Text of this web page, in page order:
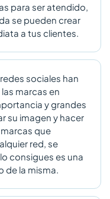
para ser atendido,
se pueden crear
a tus clientes.
sociales han
marcas en
y grandes
su imagen y hacer
que
red, se
consigues es una
de la misma.